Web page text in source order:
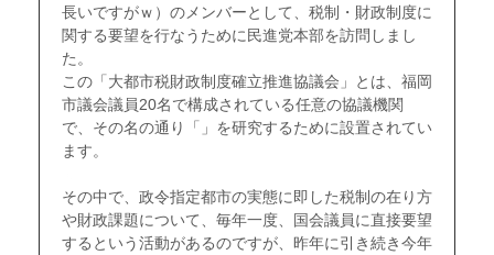
長いですがｗ）のメンバーとして、税制・財政制度に
関する要望を行なうために民進党本部を訪問しまし
た。
この「大都市税財政制度確立推進協議会」とは、福岡
市議会議員20名で構成されている任意の協議機関
で、その名の通り「」を研究するために設置されてい
ます。
その中で、政令指定都市の実態に即した税制の在り方
や財政課題について、毎年一度、国会議員に直接要望
するという活動があるのですが、昨年に引き続き今年